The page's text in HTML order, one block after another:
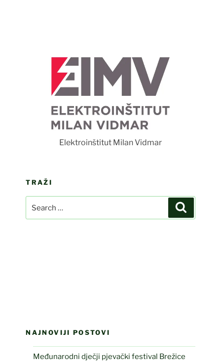
Elektroinštitut Milan Vidmar
TRAŽI
for:
NAJNOVIJI POSTOVI
Međunarodni dječji pjevački festival Brežice